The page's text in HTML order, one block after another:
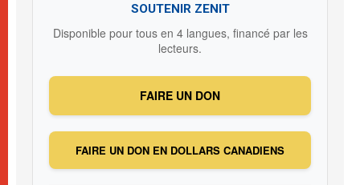
SOUTENIR ZENIT
Disponible pour tous en 4 langues, financé par les
lecteurs.
FAIRE UN DON
FAIRE UN DON EN DOLLARS CANADIENS